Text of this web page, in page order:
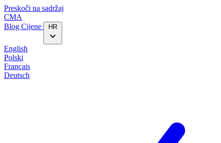
Preskoči na sadržaj
CMA
Blog‎ Cijene HR
English
Polski
Français
Deutsch